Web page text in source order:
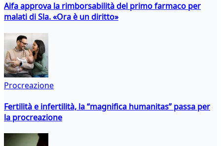
Aifa approva la rimborsabilità del primo farmaco per
malati di Sla. «Ora è un diritto»
Procreazione
Fertilità e infertilità, la “magnifica humanitas” passa per
la procreazione